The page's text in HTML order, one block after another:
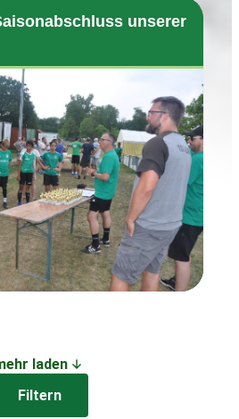
unserer
laden
Filtern